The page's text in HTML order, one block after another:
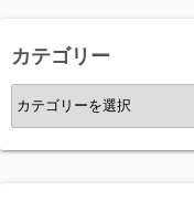
カテゴリー
カ
テ
ゴ